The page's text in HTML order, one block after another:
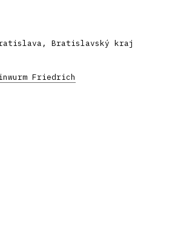
Bratislavský kraj
Friedrich